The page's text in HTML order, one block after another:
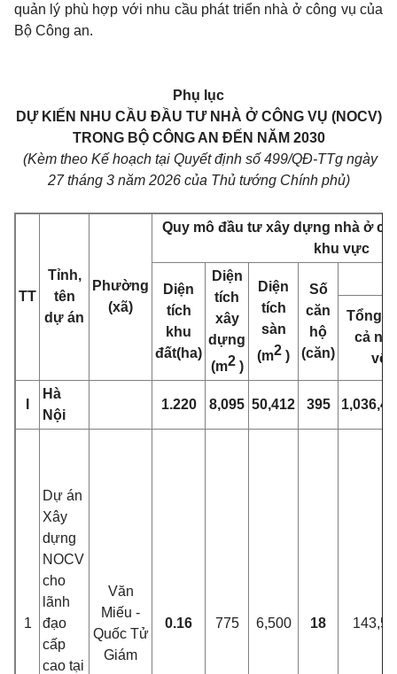
quản lý phù hợp với nhu cầu phát triển nhà ở công vụ của
Bộ Công an.
Phụ lục
DỰ KIẾN NHU CẦU ĐẦU TƯ NHÀ Ở CÔNG VỤ (NOCV)
TRONG BỘ CÔNG AN ĐẾN NĂM 2030
(Kèm theo Kế hoạch tại Quyết định số 499/QĐ-TTg ngày
27 tháng 3 năm 2026 của Thủ tướng Chính phủ)
TT
Tỉnh,
tên
dự án
Phường
(xã)
Quy mô đầu tư xây dựng nhà ở
khu vực
Diện
tích
khu
đất(ha)
Diện
tích
xây
dựng
(m2)
Diện
tích
sàn
(m2 )
Số
căn
hộ
(căn)
Tổng
cả
Hà
Nội
1.220 8,095 50,412 395
1
Dự án
Xây
dựng
NOCV
cho
lãnh
đạo
cấp
cao tại
Văn
Miếu -
Quốc Tử
Giám
0.16 775 6,500 18